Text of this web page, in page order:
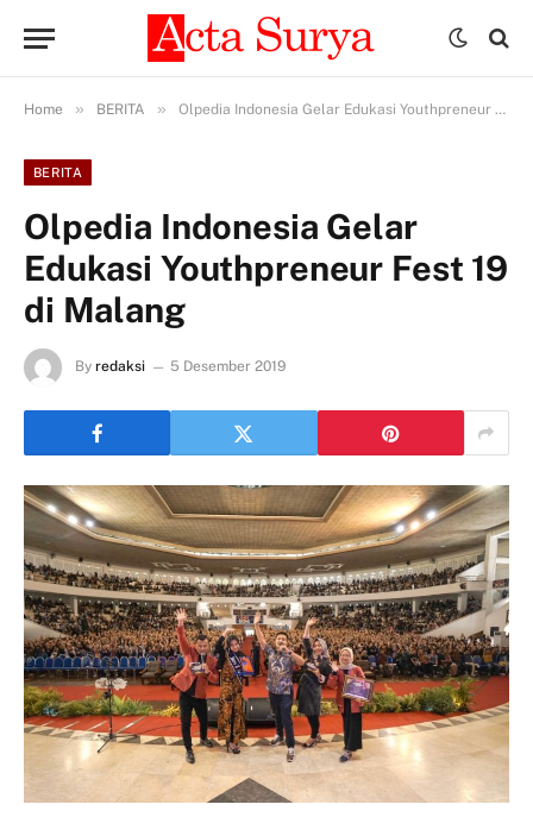
Home » BERITA » Olpedia Indonesia Gelar Edukasi Youthpreneur Fest 19 di Malang
BERITA
Olpedia Indonesia Gelar
Edukasi Youthpreneur Fest 19
di Malang
By redaksi 5 Desember 2019